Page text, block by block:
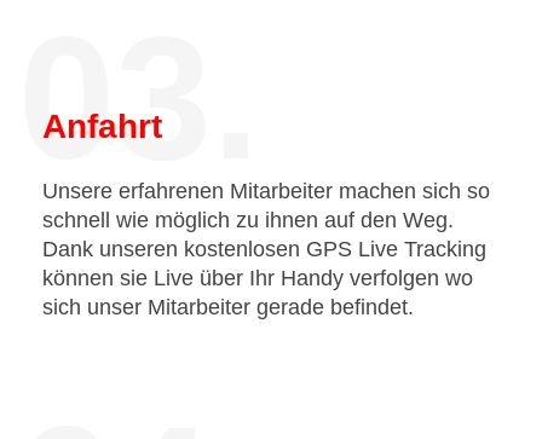
03.
Anfahrt
Unsere erfahrenen Mitarbeiter machen sich so
schnell wie möglich zu ihnen auf den Weg.
Dank unseren kostenlosen GPS Live Tracking
können sie Live über Ihr Handy verfolgen wo
sich unser Mitarbeiter gerade befindet.